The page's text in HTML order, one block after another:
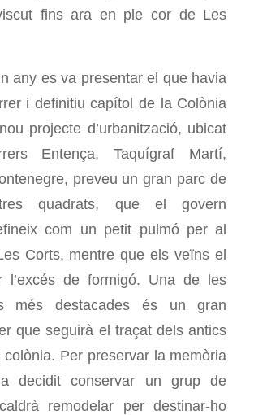
fins ara en ple cor de Les
any es va presentar el que havia
i definitiu capítol de la Colònia
projecte d’urbanització, ubicat
Entença, Taquígraf Martí,
preveu un gran parc de
quadrats, que el govern
com un petit pulmó per al
Corts, mentre que els veïns el
l’excés de formigó. Una de les
més destacades és un gran
que seguirà el traçat dels antics
Per preservar la memòria
decidit conservar un grup de
remodelar per destinar-ho